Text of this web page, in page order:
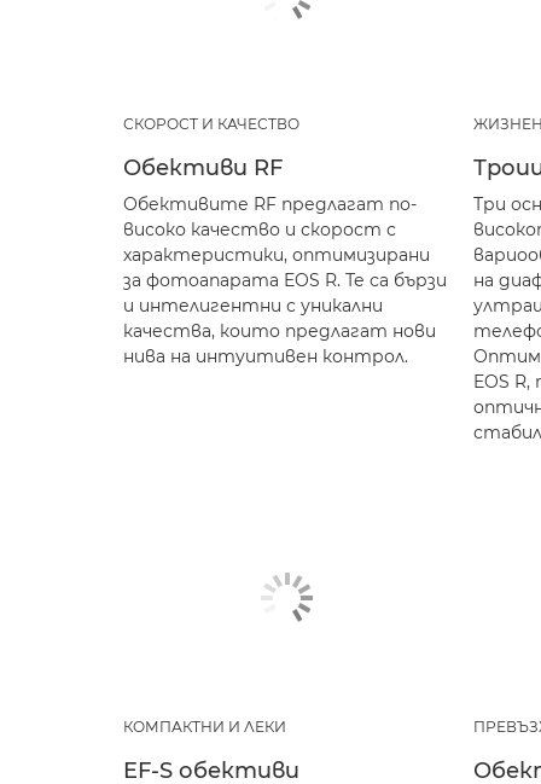
СКОРОСТ И КАЧЕСТВО
Обективи RF
Обективите RF предлагат по-
високо качество и скорост с
характеристики, оптимизирани
за фотоапарата EOS R. Те са бързи
и интелигентни с уникални
качества, които предлагат нови
нива на интуитивен контрол.
Три
на
EOS
КОМПАКТНИ И ЛЕКИ
EF-S обективи